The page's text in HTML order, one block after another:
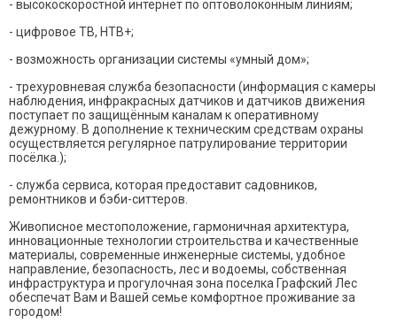
- высокоскоростной интернет по оптоволоконным линиям;
- цифровое ТВ, НТВ+;
- возможность организации системы «умный дом»;
- трехуровневая служба безопасности (информация с камеры
наблюдения, инфракрасных датчиков и датчиков движения
поступает по защищённым каналам к оперативному
дежурному. В дополнение к техническим средствам охраны
осуществляется регулярное патрулирование территории
посёлка.);
- служба сервиса, которая предоставит садовников,
ремонтников и бэби-ситтеров.
Живописное местоположение, гармоничная архитектура,
инновационные технологии строительства и качественные
материалы, современные инженерные системы, удобное
направление, безопасность, лес и водоемы, собственная
инфраструктура и прогулочная зона поселка Графский Лес
обеспечат Вам и Вашей семье комфортное проживание за
городом!